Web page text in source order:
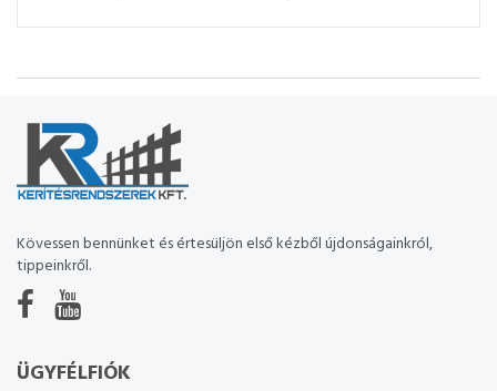
Kövessen bennünket és értesüljön első kézből újdonságainkról,
tippeinkről.
ÜGYFÉLFIÓK